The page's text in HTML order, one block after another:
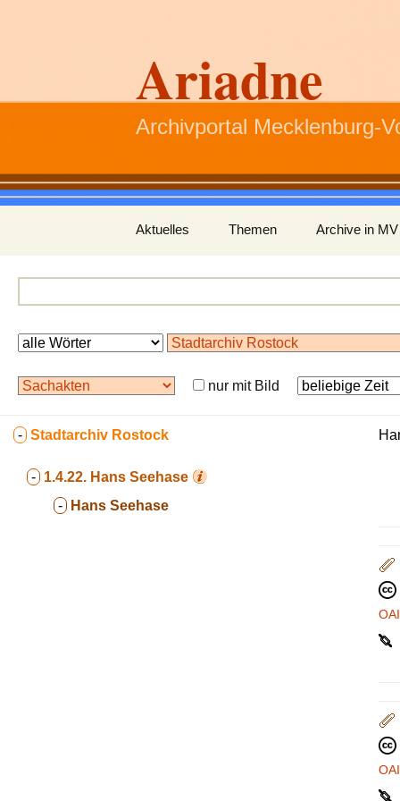
Ariadne
Archivportal Mecklenburg-
Inhalt
springen
Aktuelles Themen Archive in MV
nur mit Bild
- Stadtarchiv Rostock
- 1.4.22. Hans Seehase
- Hans Seehase